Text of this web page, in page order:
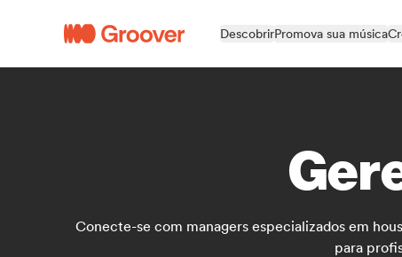
DescobrirPromova sua música
Conecte-se com managers especializados em
para